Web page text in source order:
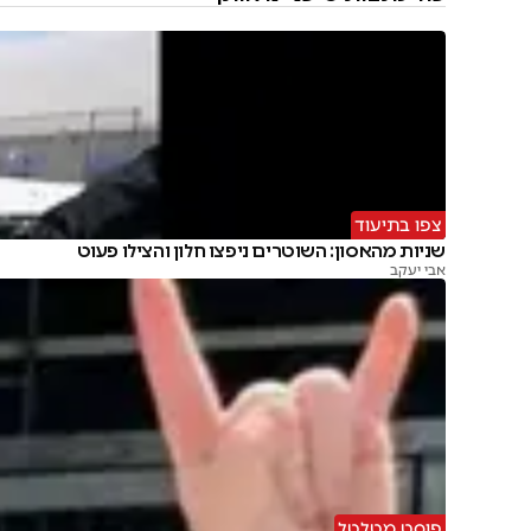
צפו בתיעוד
שניות מהאסון: השוטרים ניפצו חלון והצילו פעוט
אבי יעקב